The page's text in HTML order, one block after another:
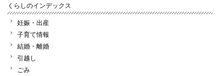
くらしのインデックス
妊娠・出産
子育て情報
結婚・離婚
引越し
ごみ